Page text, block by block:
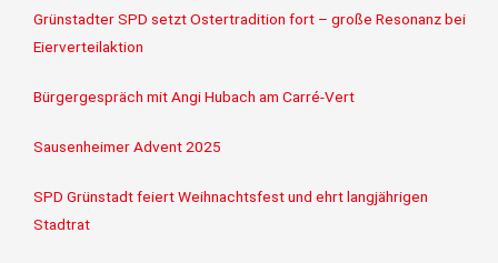
Grünstadter SPD setzt Ostertradition fort – große Resonanz bei
Eierverteilaktion
Bürgergespräch mit Angi Hubach am Carré-Vert
Sausenheimer Advent 2025
SPD Grünstadt feiert Weihnachtsfest und ehrt langjährigen
Stadtrat